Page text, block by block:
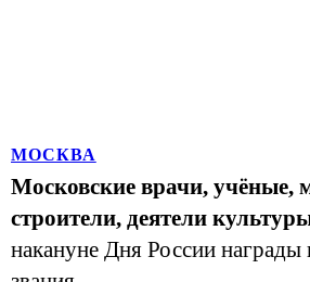
МОСКВА
Московские врачи, учёные,
строители, деятели
накануне Дня России награды